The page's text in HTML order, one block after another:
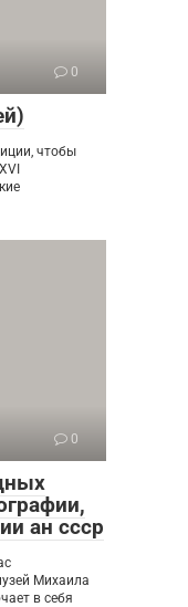
0
чтобы
0
ан ссср
Михаила
в себя